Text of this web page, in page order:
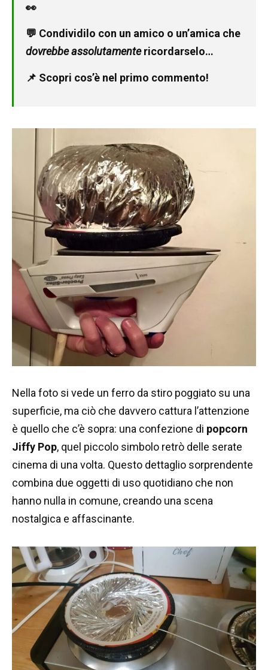
👀
💬 Condividilo con un amico o un’amica che
dovrebbe assolutamentericordarselo…
📌 Scopri cos’è nel primo commento!
Nella foto si vede un ferro da stiro poggiato su una
superficie, ma ciò che davvero cattura l’attenzione
è quello che c’è sopra: una confezione di popcorn
Jiffy Pop, quel piccolo simbolo retrò delle serate
cinema di una volta. Questo dettaglio sorprendente
combina due oggetti di uso quotidiano che non
hanno nulla in comune, creando una scena
nostalgica e affascinante.